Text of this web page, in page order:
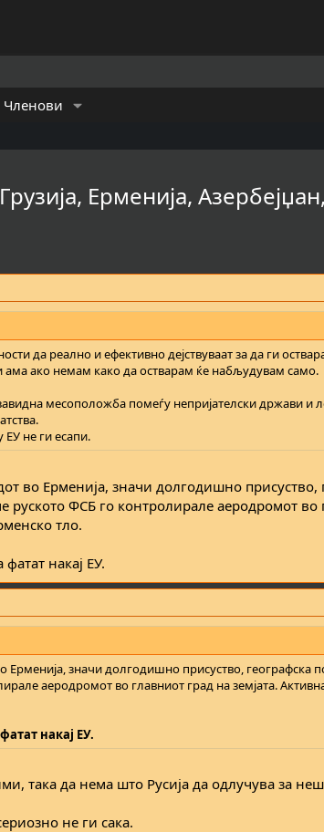
Членови
Ерменија,
да реално и ефективно дејствуваат за да ги
ама ако немам како да остварам ќе набљудувам само.
месоположба помеѓу непријателски држави и
ЕУ не ги есапи.
во Ерменија, значи долгодишно присуство,
руското ФСБ го контролирале аеродромот во
тло.
накај ЕУ.
Ерменија, значи долгодишно присуство, географска
аеродромот во главниот град на земјата.
накај ЕУ.
така да нема што Русија да одлучува за
не ги сака.